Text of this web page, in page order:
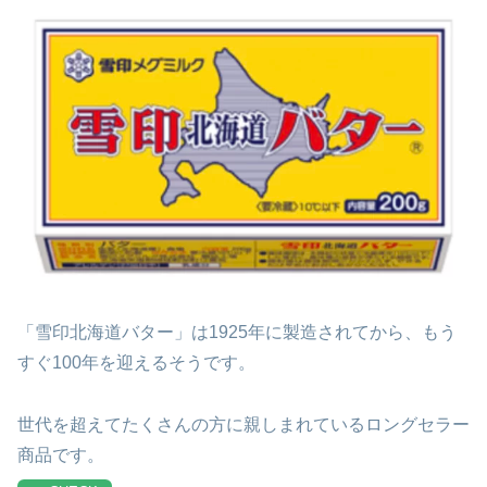
「雪印北海道バター」は1925年に製造されてから、もう
すぐ100年を迎えるそうです。
世代を超えてたくさんの方に親しまれているロングセラー
商品です。